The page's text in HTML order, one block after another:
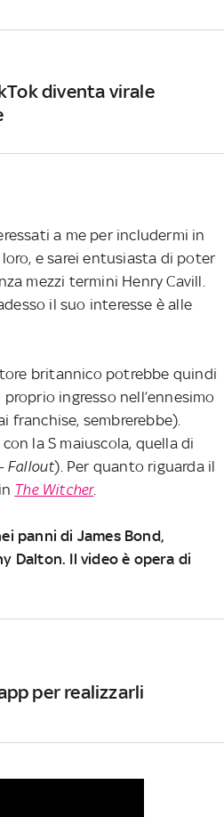
diventa virale
a me per includermi in
e sarei entusiasta di poter
mezzi termini Henry Cavill.
il suo interesse è alle
britannico potrebbe quindi
ingresso nell’ennesimo
sembrerebbe).
la S maiuscola, quella di
Fallout). Per quanto riguarda il
The Witcher.
panni di James Bond,
Dalton. Il video è opera di
per realizzarli